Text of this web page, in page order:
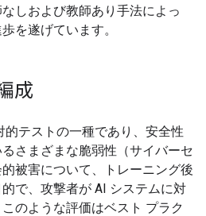
しおよび教師あり手法によっ
を遂げています。
成
的テストの一種であり、安全性
さまざまな脆弱性（サイバーセ
被害について、トレーニング後
で、攻撃者が AI システムに対
のような評価はベスト プラク